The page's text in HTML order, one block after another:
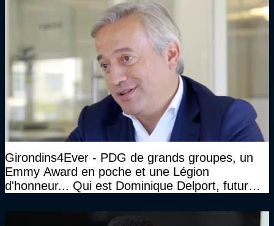
Girondins4Ever - PDG de grands groupes, un
Emmy Award en poche et une Légion
d'honneur... Qui est Dominique Delport, futur